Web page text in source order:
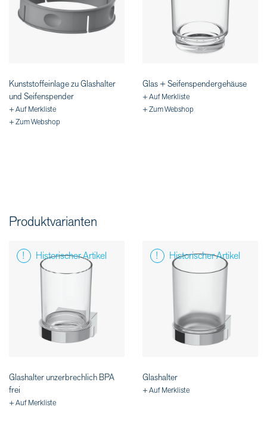
Kunststoffeinlage zu Glashalter
und Seifenspender
+ Auf Merkliste
+ Zum Webshop
Glas + Seifenspendergehäuse
+ Auf Merkliste
+ Zum Webshop
Produktvarianten
Historischer Artikel
Glashalter unzerbrechlich BPA
frei
+ Auf Merkliste
Historischer Artikel
Glashalter
+ Auf Merkliste